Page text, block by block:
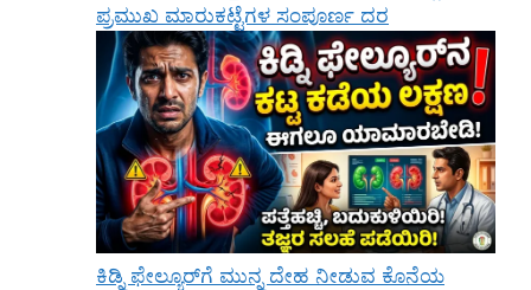
ಪ್ರಮುಖ ಮಾರುಕಟ್ಟೆಗಳ ಸಂಪೂರ್ಣ ದರ
ಕಿಡ್ನಿ ಫೇಲ್ಯೂರ್‌ಗೆ ಮುನ್ನ ದೇಹ ನೀಡುವ ಕೊನೆಯ